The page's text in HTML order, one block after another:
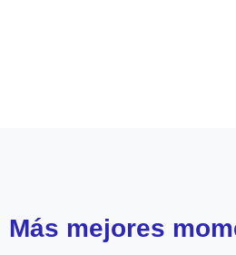
Más mejores